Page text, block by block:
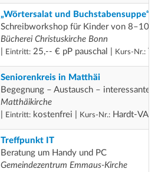
„Wörtersalat und Buchstabensuppe“
Schreibworkshop für Kinder von 8–10
Bücherei Christuskirche Bonn
Eintritt: 25,-- € pP pauschal | Kurs-Nr.:
Seniorenkreis in Matthäi
Begegnung – Austausch – interessante
Matthäikirche
Eintritt: kostenfrei | Kurs-Nr.: Hardt-VA
Treffpunkt IT
Beratung um Handy und PC
Gemeindezentrum Emmaus-Kirche